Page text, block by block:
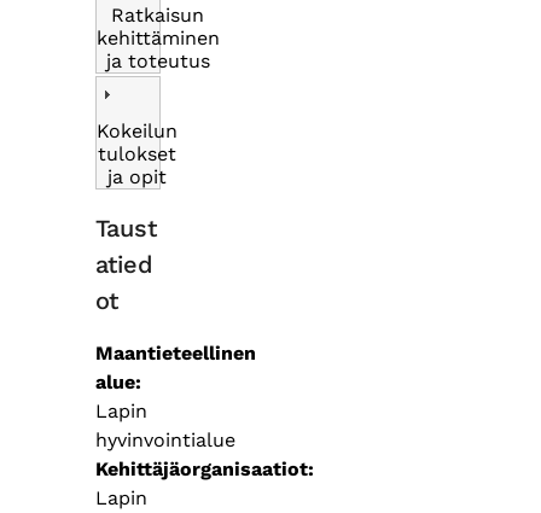
Ratkaisun
kehittäminen
ja toteutus
Kokeilun
tulokset
ja opit
Taust
atied
ot
Maantieteellinen
alue
Lapin
hyvinvointialue
Kehittäjäorganisaatiot
Lapin